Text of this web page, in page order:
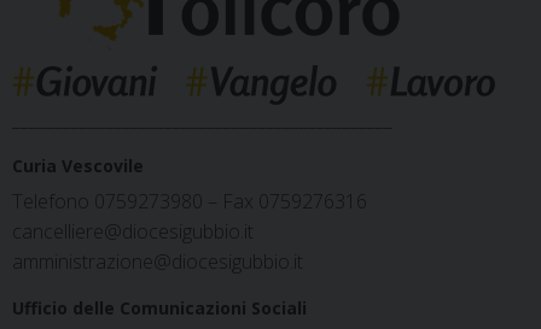
Curia Vescovile
Telefono 0759273980 – Fax 0759276316
cancelliere@diocesigubbio.it
amministrazione@diocesigubbio.it
Ufficio delle Comunicazioni Sociali